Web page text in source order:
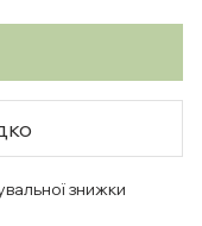
знижки